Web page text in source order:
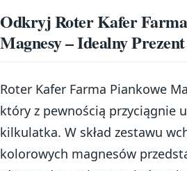
Odkryj Roter Kafer
Magnesy – Idealny
Roter Kafer Farma Piankowe
który z pewnością przyciągnie
kilkulatka. W skład zestawu
kolorowych magnesów